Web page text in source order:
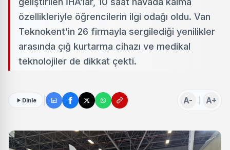
özellikleriyle öğrencilerin ilgi odağı oldu. Van
Teknokent’in 26 firmayla sergilediği yenilikler
arasında çığ kurtarma cihazı ve medikal
teknolojiler de dikkat çekti.
Dinle A- A+